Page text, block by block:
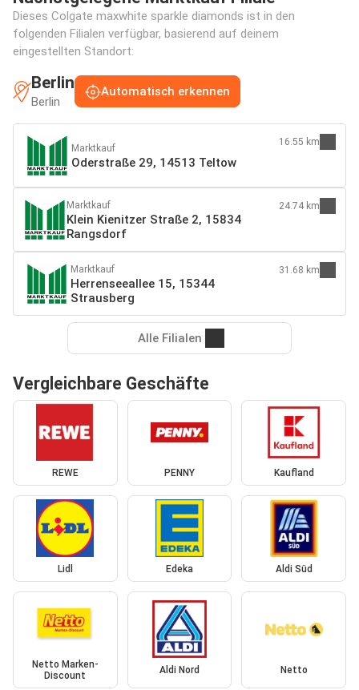
Dieses Colgate maxwhite sparkle diamonds ist in den
folgenden Filialen verfügbar, basierend auf deinem
eingestellten Standort:
Berlin
Berlin
Automatisch erkennen
Marktkauf
Oderstraße 29, 14513 Teltow
16.55 km
Marktkauf
Klein Kienitzer Straße 2, 15834
Rangsdorf
24.74 km
Marktkauf
Herrenseeallee 15, 15344
Strausberg
31.68 km
Alle Filialen
Vergleichbare Geschäfte
REWE PENNY Kaufland
Lidl Edeka Aldi Süd
Netto Marken-
Discount
Aldi Nord Netto